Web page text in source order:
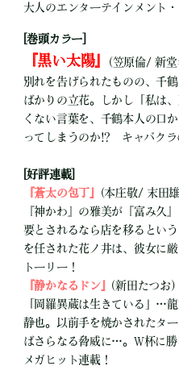
大人のエンターテインメント
[巻頭カラー]
『黒い太陽』
(笠原倫/ 新堂
別れを告げられたものの、千
ばかりの立花。しかし「私は
くない言葉を、千鶴本人の口
ってしまうのか!? キャバクラ
[好評連載]
『蒼太の包丁』 (本庄敬/ 末田
『神かわ』の雅美が『富み久
要とされるなら店を移るとい
を任された花ノ井は、彼女に
トーリー！
『静かなるドン』 (新田たつお)
「岡羅異蔵は生きている」…
静也。以前手を焼かされたタ
ばさらなる脅威に…。W杯に
メガヒット連載！